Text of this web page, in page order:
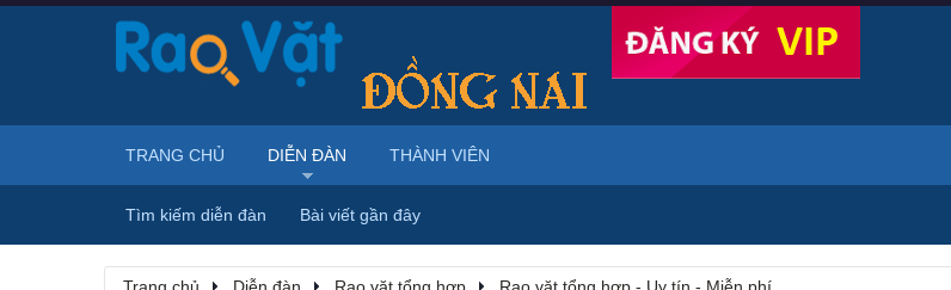
TRANG CHỦ DIỄN ĐÀN
Tìm kiếm diễn đàn Bài viết gần đây
THÀNH VIÊN